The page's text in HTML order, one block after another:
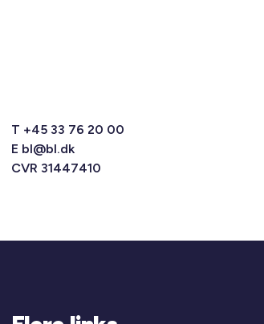
T +45 33 76 20 00
E bl@bl.dk
CVR 31447410